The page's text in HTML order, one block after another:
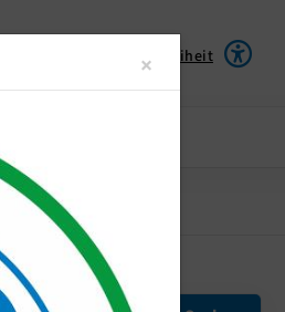
Barrierefreiheit
× Close